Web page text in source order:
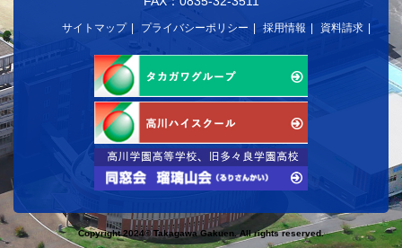
サイトマップ プライバシーポリシー 採用情報 資料請求
Copyright 2024© Takagawa Gakuen. All rights reserved.